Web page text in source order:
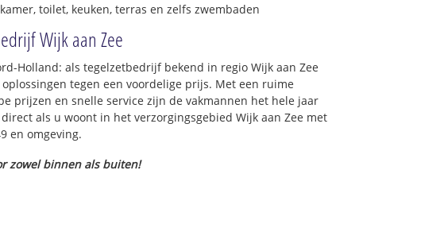
toilet, keuken, terras en zelfs zwembaden
Wijk aan Zee
Holland: als tegelzetbedrijf bekend in regio Wijk aan Zee
tegen een voordelige prijs. Met een ruime
prijzen en snelle service zijn de vakmannen het hele jaar
als u woont in het verzorgingsgebied Wijk aan Zee met
en omgeving.
zowel binnen als buiten!